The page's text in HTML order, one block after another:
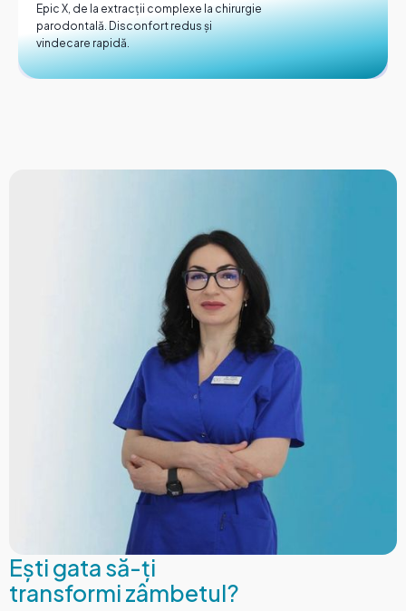
Epic X, de la extracții complexe la chirurgie
parodontală. Disconfort redus și
vindecare rapidă.
Ești gata să-ți
transformi zâmbetul?